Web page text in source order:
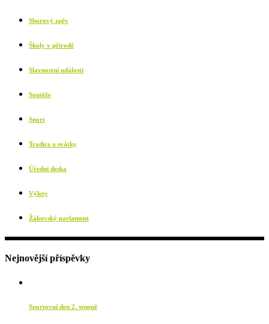
Sborový zpěv
Školy v přírodě
Slavnostní události
Soutěže
Sport
Tradice a svátky
Úřední deska
Výlety
Žákovský parlament
Nejnovější příspěvky
Sportovní den 2. stupně